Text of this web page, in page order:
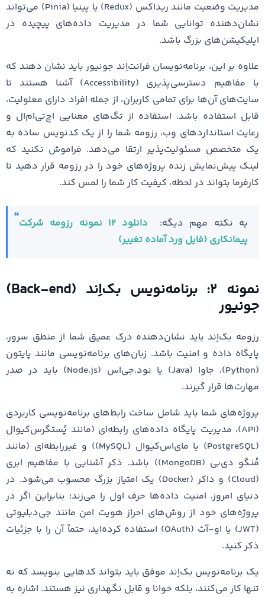
مدیریت وضعیت مانند ریداکس (Redux) یا پینیا (Pinia) می‌تواند
نشان‌دهنده توانایی شما در مدیریت داده‌های پیچیده در
اپلیکیشن‌های بزرگ باشد.
علاوه بر این، برنامه‌نویسان فرانت‌اِند جونیور باید نشان دهند که
با مفاهیم دسترسی‌پذیری (Accessibility) آشنا هستند تا
سایت‌های آن‌ها برای تمامی کاربران، از جمله افراد دارای معلولیت،
قابل استفاده باشد. استفاده از تگ‌های معنایی اچ‌تی‌ام‌ال و
رعایت استانداردهای وب، رزومه شما را از یک کدنویس ساده به
یک متخصص مسئولیت‌پذیر ارتقا می‌دهد. فراموش نکنید که
لینک پیش‌نمایش زنده پروژه‌های خود را در رزومه قرار دهید تا
کارفرما بتواند در لحظه، کیفیت کار شما را لمس کند.
یه نکته مهم دیگه:
دانلود ۱۲ نمونه رزومه شرکت
پیمانکاری (فایل ورد آماده تغییر)
نمونه ۲: برنامه‌نویس بک‌اِند (Back-end)
جونیور
رزومه بک‌اِند باید نشان‌دهنده درک عمیق شما از منطق سرور،
پایگاه داده و امنیت باشد. زبان‌های برنامه‌نویسی مانند پایتون
(Python)، جاوا (Java) یا نود.جی‌اس (Node.js) باید در صدر
مهارت‌ها قرار گیرند.
پروژه‌های شما باید شامل ساخت رابط‌های برنامه‌نویسی کاربردی
(API)، مدیریت پایگاه داده‌های رابطه‌ای (مانند پُستگرس‌کیوال
(PostgreSQL) یا مای‌اس‌کیوال (MySQL)) و غیررابطه‌ای (مانند
مُنگو دی‌بی (MongoDB)) باشد. ذکر آشنایی با مفاهیم ابری
(Cloud) و داکر (Docker) یک امتیاز بزرگ محسوب می‌شود. در
دنیای امروز، امنیت داده‌ها حرف اول را می‌زند؛ بنابراین اگر در
پروژه‌های خود از روش‌های احراز هویت امن مانند جی‌دبلیوتی
(JWT) یا او-آث (OAuth) استفاده کرده‌اید، حتماً آن را با جزئیات
ذکر کنید.
یک برنامه‌نویس بک‌اِند موفق باید بتواند کدهایی بنویسد که نه
تنها کار می‌کنند، بلکه خوانا و قابل نگهداری نیز هستند. اشاره به